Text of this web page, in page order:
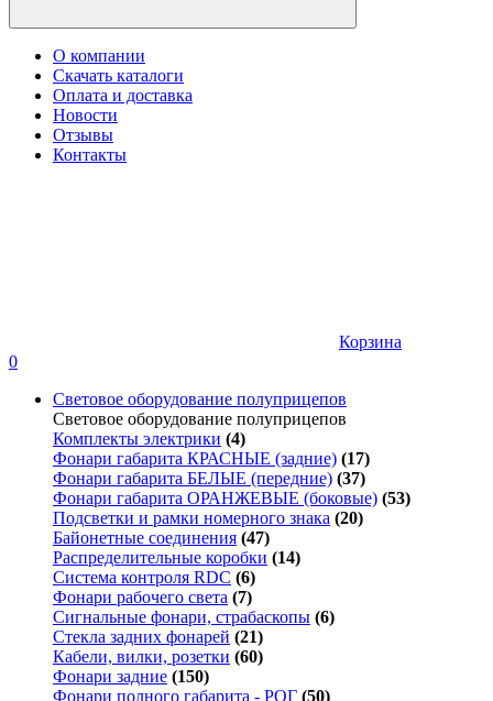
О компании
Скачать каталоги
Оплата и доставка
Новости
Отзывы
Контакты
Корзина
0
Световое оборудование полуприцепов
Световое оборудование полуприцепов
Комплекты электрики (4)
Фонари габарита КРАСНЫЕ (задние) (17)
Фонари габарита БЕЛЫЕ (передние) (37)
Фонари габарита ОРАНЖЕВЫЕ (боковые) (53)
Подсветки и рамки номерного знака (20)
Байонетные соединения (47)
Распределительные коробки (14)
Система контроля RDC (6)
Фонари рабочего света (7)
Сигнальные фонари, страбаскопы (6)
Стекла задних фонарей (21)
Кабели, вилки, розетки (60)
Фонари задние (150)
Фонари полного габарита - РОГ (50)